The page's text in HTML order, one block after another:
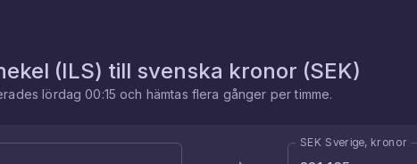
(ILS) till svenska kronor (SEK)
lördag 00:15 och hämtas flera gånger per timme.
SEK Sverige, kronor